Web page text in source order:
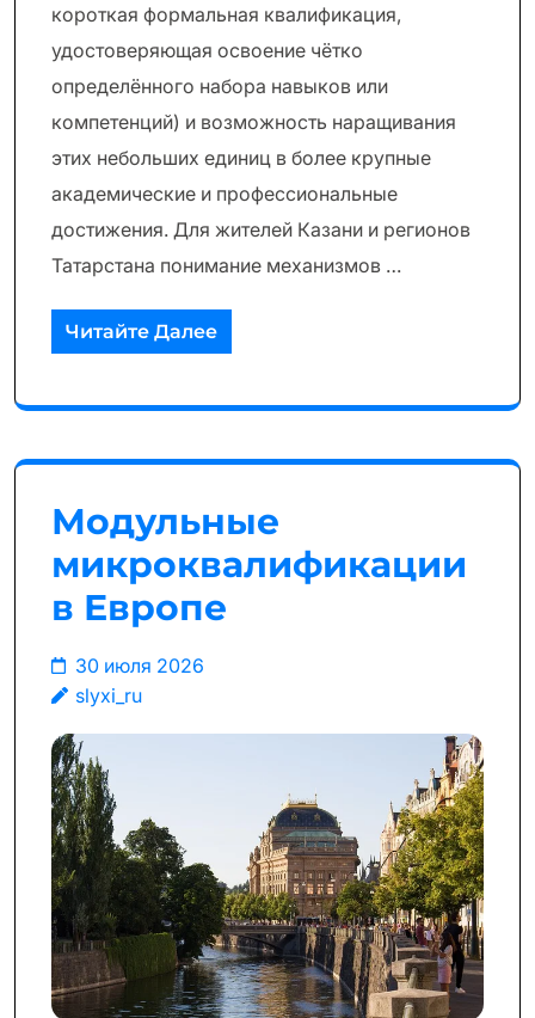
короткая формальная квалификация,
удостоверяющая освоение чётко
определённого набора навыков или
компетенций) и возможность наращивания
этих небольших единиц в более крупные
академические и профессиональные
достижения. Для жителей Казани и регионов
Татарстана понимание механизмов …
Читайте Далее
Модульные
микроквалификации
в Европе
30 июля 2026
slyxi_ru